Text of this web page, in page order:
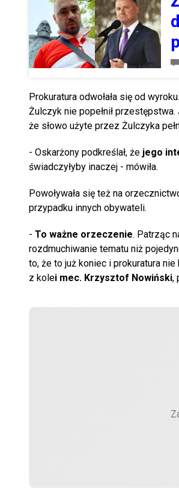
Prokuratura odwołała się od
Żulczyk nie popełnił przestępstwa.
że słowo użyte przez Żulczyka
- Oskarżony podkreślał, że jego
świadczyłyby inaczej - mówiła.
Powoływała się też na
przypadku innych obywateli.
- To ważne orzeczenie. Patrząc
rozdmuchiwanie tematu niż
to, że to już koniec i prokuratura
z kolei mec. Krzysztof Nowiński,